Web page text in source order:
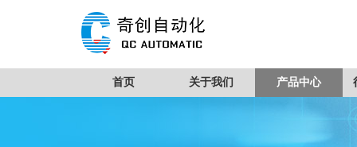
首页 关于我们 产品中心